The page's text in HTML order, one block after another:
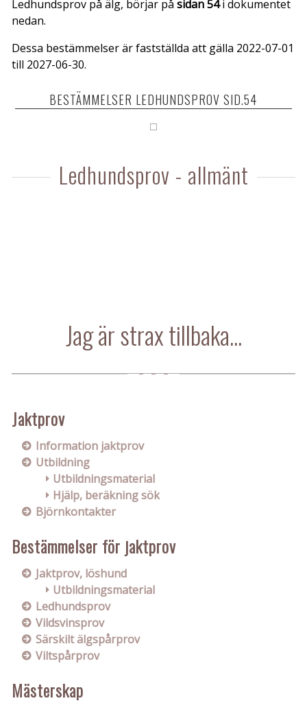
Ledhundsprov på älg, börjar påsidan 54i dokumentet
nedan.
Dessa bestämmelser är fastställda att gälla 2022-07-01
till 2027-06-30.
BESTÄMMELSER LEDHUNDSPROV SID.54
Ledhundsprov - allmänt
Jag är strax tillbaka...
Jaktprov
Information jaktprov
Utbildning
Utbildningsmaterial
Hjälp, beräkning sök
Björnkontakter
Bestämmelser för jaktprov
Jaktprov, löshund
Utbildningsmaterial
Ledhundsprov
Vildsvinsprov
Särskilt älgspårprov
Viltspårprov
Mästerskap